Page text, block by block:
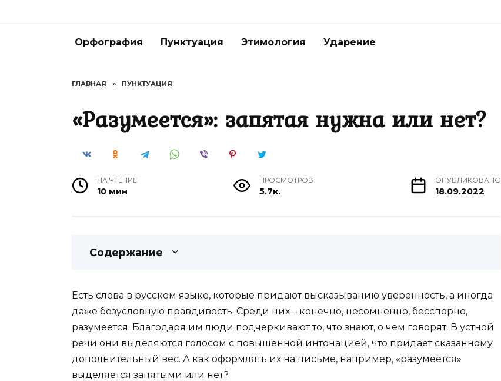
Орфография Пунктуация Этимология Ударение
ГЛАВНАЯ » ПУНКТУАЦИЯ
«Разумеется»: запятая нужна или нет?
НА ЧТЕНИЕ
10 мин
ПРОСМОТРОВ
5.7к.
ОПУБЛИКОВАНО
18.09.2022
Содержание
Есть слова в русском языке, которые придают высказыванию уверенность, а иногда
даже безусловную правдивость. Среди них – конечно, несомненно, бесспорно,
разумеется. Благодаря им люди подчеркивают то, что знают, о чем говорят. В устной
речи они выделяются голосом с повышенной интонацией, что придает сказанному
дополнительный вес. А как оформлять их на письме, например, «разумеется»
выделяется запятыми или нет?